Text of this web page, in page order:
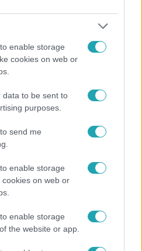
enable storage
cookies on web or
data to be sent to
purposes.
send me
enable storage
on web or
enable storage
the website or app.
a Strand
a KFT a
színpadra
a Strand Fesztivál új